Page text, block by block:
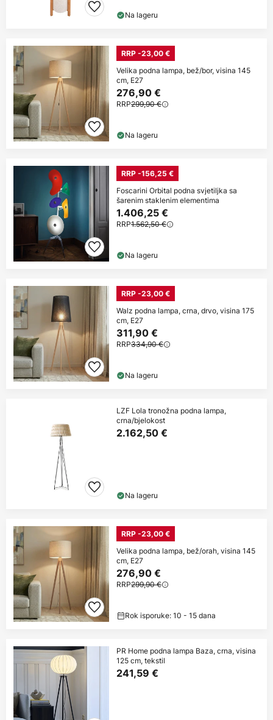
Na lageru
RRP -23,00 €
Velika podna lampa, bež/bor, visina 145
cm, E27
276,90 €
RRP299,90 €
Na lageru
RRP -156,25 €
Foscarini Orbital podna svjetiljka sa
šarenim staklenim elementima
1.406,25 €
RRP1.562,50 €
Na lageru
RRP -23,00 €
Walz podna lampa, crna, drvo, visina 175
cm, E27
311,90 €
RRP334,90 €
Na lageru
LZF Lola tronožna podna lampa,
crna/bjelokost
2.162,50 €
Na lageru
RRP -23,00 €
Velika podna lampa, bež/orah, visina 145
cm, E27
276,90 €
RRP299,90 €
Rok isporuke: 10 - 15 dana
PR Home podna lampa Baza, crna, visina
125 cm, tekstil
241,59 €